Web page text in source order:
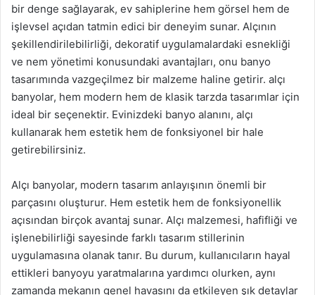
bir denge sağlayarak, ev sahiplerine hem görsel hem de
işlevsel açıdan tatmin edici bir deneyim sunar. Alçının
şekillendirilebilirliği, dekoratif uygulamalardaki esnekliği
ve nem yönetimi konusundaki avantajları, onu banyo
tasarımında vazgeçilmez bir malzeme haline getirir. alçı
banyolar, hem modern hem de klasik tarzda tasarımlar için
ideal bir seçenektir. Evinizdeki banyo alanını, alçı
kullanarak hem estetik hem de fonksiyonel bir hale
getirebilirsiniz.
Alçı banyolar, modern tasarım anlayışının önemli bir
parçasını oluşturur. Hem estetik hem de fonksiyonellik
açısından birçok avantaj sunar. Alçı malzemesi, hafifliği ve
işlenebilirliği sayesinde farklı tasarım stillerinin
uygulamasına olanak tanır. Bu durum, kullanıcıların hayal
ettikleri banyoyu yaratmalarına yardımcı olurken, aynı
zamanda mekanın genel havasını da etkileyen şık detaylar